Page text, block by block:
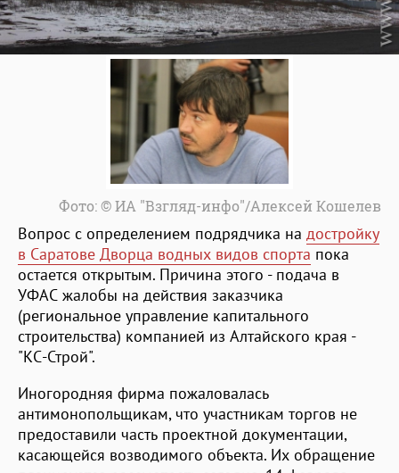
Фото: © ИА "Взгляд-инфо"/Алексей Кошелев
Вопрос с определением подрядчика на достройку
в Саратове Дворца водных видов спорта пока
остается открытым. Причина этого - подача в
УФАС жалобы на действия заказчика
(региональное управление капитального
строительства) компанией из Алтайского края -
"КС-Строй".
Иногородняя фирма пожаловалась
антимонопольщикам, что участникам торгов не
предоставили часть проектной документации,
касающейся возводимого объекта. Их обращение